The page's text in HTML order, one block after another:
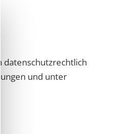
datenschutzrechtlich
und unter